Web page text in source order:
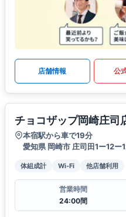
店舗情報 公
チョコザップ岡崎庄司
本宿駅から車で19分
愛知県 岡崎市 庄司田1ー12ー
体組成計 Wi-Fi 他店舗利用
営業時間
24:00間